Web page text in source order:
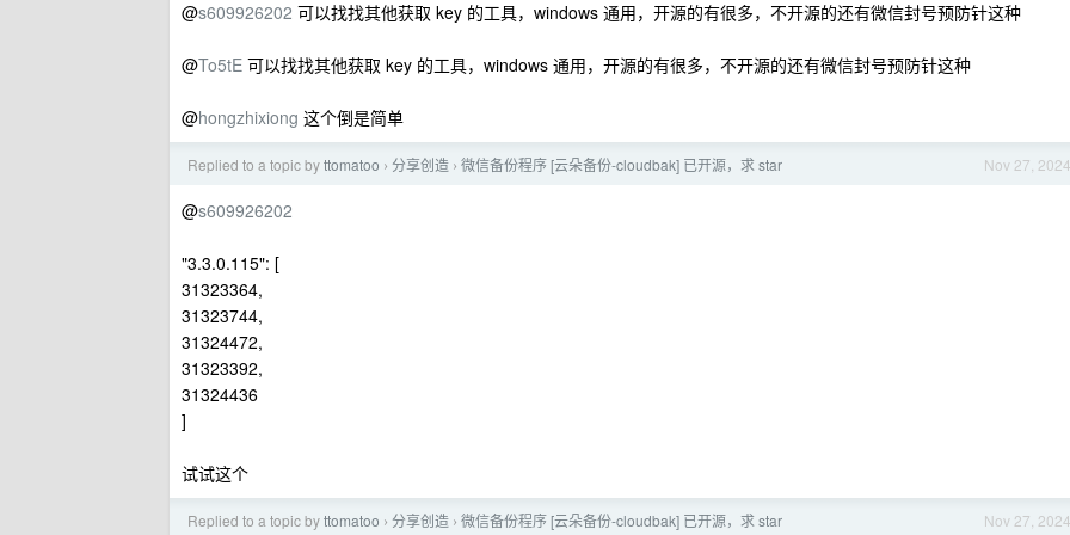
@s609926202 可以找找其他获取 key 的工具，windows 通用，开源的有很多，不开源的还有微信封号预防针这种
@To5tE 可以找找其他获取 key 的工具，windows 通用，开源的有很多，不开源的还有微信封号预防针这种
@hongzhixiong 这个倒是简单
Nov 27, 2024
Replied to a topic byttomatoo › 分享创造 › 微信备份程序 [云朵备份-cloudbak] 已开源，求 star
@s609926202
"3.3.0.115": [
31323364,
31323744,
31324472,
31323392,
31324436
]
试试这个
Nov 27, 2024
Replied to a topic byttomatoo › 分享创造 › 微信备份程序 [云朵备份-cloudbak] 已开源，求 star